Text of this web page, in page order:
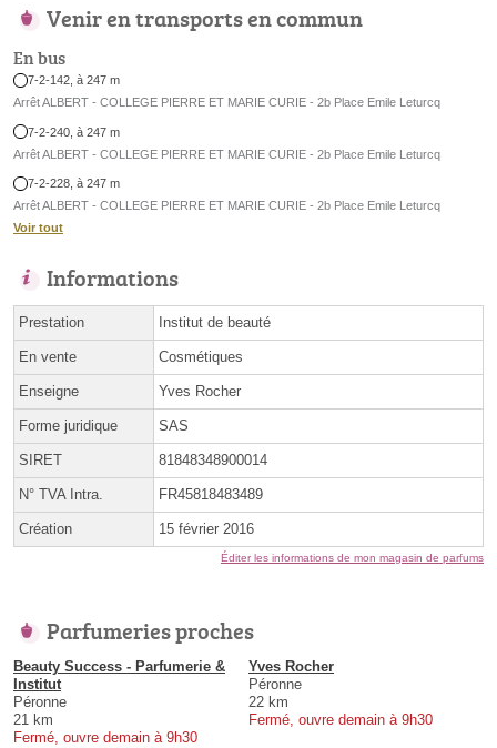
Venir en transports en commun
En bus
7-2-142, à 247 m
Arrêt ALBERT - COLLEGE PIERRE ET MARIE CURIE - 2b Place Emile Leturcq
7-2-240, à 247 m
Arrêt ALBERT - COLLEGE PIERRE ET MARIE CURIE - 2b Place Emile Leturcq
7-2-228, à 247 m
Arrêt ALBERT - COLLEGE PIERRE ET MARIE CURIE - 2b Place Emile Leturcq
Voir tout
Informations
Prestation Institut de beauté
En vente Cosmétiques
Enseigne Yves Rocher
Forme juridique SAS
SIRET 81848348900014
N° TVA Intra. FR45818483489
Création 15 février 2016
Éditer les informations de mon magasin de parfums
Parfumeries proches
Beauty Success - Parfumerie &
Institut
Péronne
21 km
Fermé, ouvre demain à 9h30
Yves Rocher
Péronne
22 km
Fermé, ouvre demain à 9h30